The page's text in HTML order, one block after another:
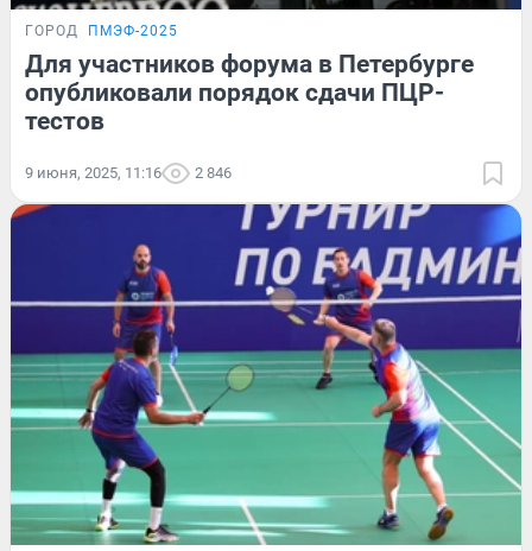
ГОРОД ПМЭФ-2025
Для участников форума в Петербурге
опубликовали порядок сдачи ПЦР-
тестов
9 июня, 2025, 11:16 2 846